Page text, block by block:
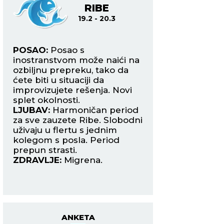
RIBE
19.2 - 20.3
POSAO: Posao s
inostranstvom može naići na
ozbiljnu prepreku, tako da
ćete biti u situaciji da
improvizujete rešenja. Novi
splet okolnosti.
LJUBAV: Harmoničan period
za sve zauzete Ribe. Slobodni
uživaju u flertu s jednim
kolegom s posla. Period
prepun strasti.
ZDRAVLJE: Migrena.
ANKETA